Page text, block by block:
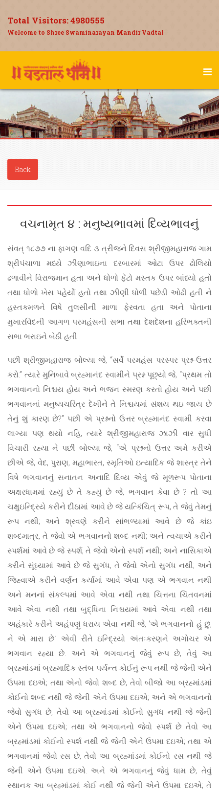
Total Visitors:4980555
Welcome to Shree Swaminarayan Mandir Vadtal
Back
વચનામૃત ૪ : મનુષ્યભાવમાં દિવ્યભાવનું
સંવત્ ૧૮૭૭ ના ફાગણ વદિ ૩ ત્રીજને દિવસ શ્રીજીમહારાજ ગામ
શ્રીપંચાળા મધ્યે ઝીણાભાઇના દરબારમાં ઓટા ઉપર ઢોલિયો
ઢળાવીને વિરાજમાન હતા અને ધોળો ફેંટો મસ્તક ઉપર બાંધ્યો હતો
તથા ધોળો ખેસ પહેર્યો હતો તથા ઝીણી ધોળી પછેડી ઓઢી હતી ને
હસ્તકમળને વિષે તુલસીની માળા ફેરવતા હતા અને પોતાના
મુખારવિંદની આગળ પરમહંસની સભા તથા દેશદેશના હરિભક્તની
સભા ભરાઇને બેઠી હતી.
પછી શ્રીજીમહારાજ બોલ્યા જે, “સર્વે પરમહંસ પરસ્પર પ્રશ્ન-ઉત્તર
કરો.” ત્યારે મુનિબાવે બ્રહ્માનંદ સ્વામીને પ્રશ્ન પૂછ્યો જે, “પ્રથમ તો
ભગવાનનો નિશ્ચય હોય અને ભજન સ્મરણ કરતો હોય અને પછી
ભગવાનનાં મનુષ્યચરિત્ર દેખીને તે નિશ્ચયમાં સંશય થઇ જાય છે
તેનું શું કારણ છે?” પછી એ પ્રશ્નનો ઉત્તર બ્રહ્માનંદ સ્વામી કરવા
લાગ્યા પણ થયો નહિ, ત્યારે શ્રીજીમહારાજ ઝાઝી વાર સુધી
વિચારી રહ્યા ને પછી બોલ્યા જે, “એ પ્રશ્નનો ઉત્તર અમે કરીએ
છીએ જે, વેદ, પુરાણ, મહાભારત, સ્મૃતિઓ ઇત્યાદિક જે શાસ્ત્ર તેને
વિષે ભગવાનનું સનાતન અનાદિ દિવ્ય એવું જે મૂળરૂપ પોતાના
અક્ષરધામમાં રહ્યું છે તે કહ્યું છે જે, ભગવાન કેવા છે ? તો આ
ચક્ષુઇન્દ્રિયે કરીને દીઠામાં આવે છે જે યત્કિંચિત્ રૂપ, તે જેવું તેમનું
રૂપ નથી; અને શ્રવણે કરીને સાંભળ્યામાં આવે છે જે કાંઇ
શબ્દમાત્ર, તે જેવો એ ભગવાનનો શબ્દ નથી; અને ત્વચાએ કરીને
સ્પર્શમાં આવે છે જે સ્પર્શ, તે જેવો એનો સ્પર્શ નથી; અને નાસિકાએ
કરીને સૂંઘ્યામાં આવે છે જે સુગંધ, તે જેવો એનો સુગંધ નથી; અને
જિહ્વાએ કરીને વર્ણન કર્યામાં આવે એવા પણ એ ભગવાન નથી
અને મનનાં સંકલ્પમાં આવે એવા નથી તથા ચિત્તના ચિંતવનમાં
આવે એવા નથી તથા બુદ્ધિના નિશ્ચયમાં આવે એવા નથી તથા
અહંકારે કરીને અહંપણું ધરાય એવા નથી જે, ‘એ ભગવાનનો હું છું,
ને એ મારા છે.’ એવી રીતે ઇન્દ્રિયો અંતઃકરણને અગોચર એ
ભગવાન રહ્યા છે. અને એ ભગવાનનું જેવું રૂપ છે, તેવું આ
બ્રહ્માંડમાં બ્રહ્માદિક સ્તંબ પર્યન્ત કોઈનું રૂપ નથી જે જેની એને
ઉપમા દઇએ; તથા એનો જેવો શબ્દ છે, તેવો બીજો આ બ્રહ્માંડમાં
કોઈનો શબ્દ નથી જે જેની એને ઉપમા દઇએ; અને એ ભગવાનનો
જેવો સુગંધ છે, તેવો આ બ્રહ્માંડમાં કોઈનો સુગંધ નથી જે જેની
એને ઉપમા દઇએ; તથા એ ભગવાનનો જેવો સ્પર્શ છે તેવો આ
બ્રહ્માંડમાં કોઈનો સ્પર્શ નથી જે જેની એને ઉપમા દઇએ; તથા એ
ભગવાનમાં જેવો રસ છે, તેવો આ બ્રહ્માંડમાં કોઈનો રસ નથી જે
જેની એને ઉપમા દઇએ. અને એ ભગવાનનું જેવું ધામ છે, તેવું
સ્થાનક આ બ્રહ્માંડમાં કોઈ નથી જે જેની એને ઉપમા દઇએ; તે